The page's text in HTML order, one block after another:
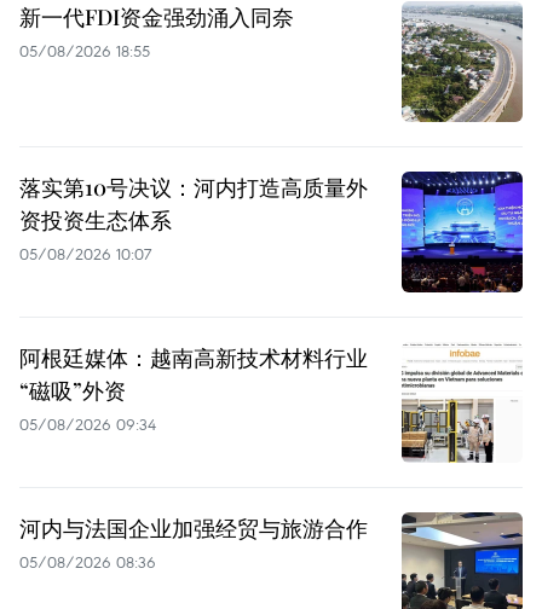
新一代FDI资金强劲涌入同奈
05/08/2026 18:55
落实第10号决议：河内打造高质量外
资投资生态体系
05/08/2026 10:07
阿根廷媒体：越南高新技术材料行业
“磁吸”外资
05/08/2026 09:34
河内与法国企业加强经贸与旅游合作
05/08/2026 08:36